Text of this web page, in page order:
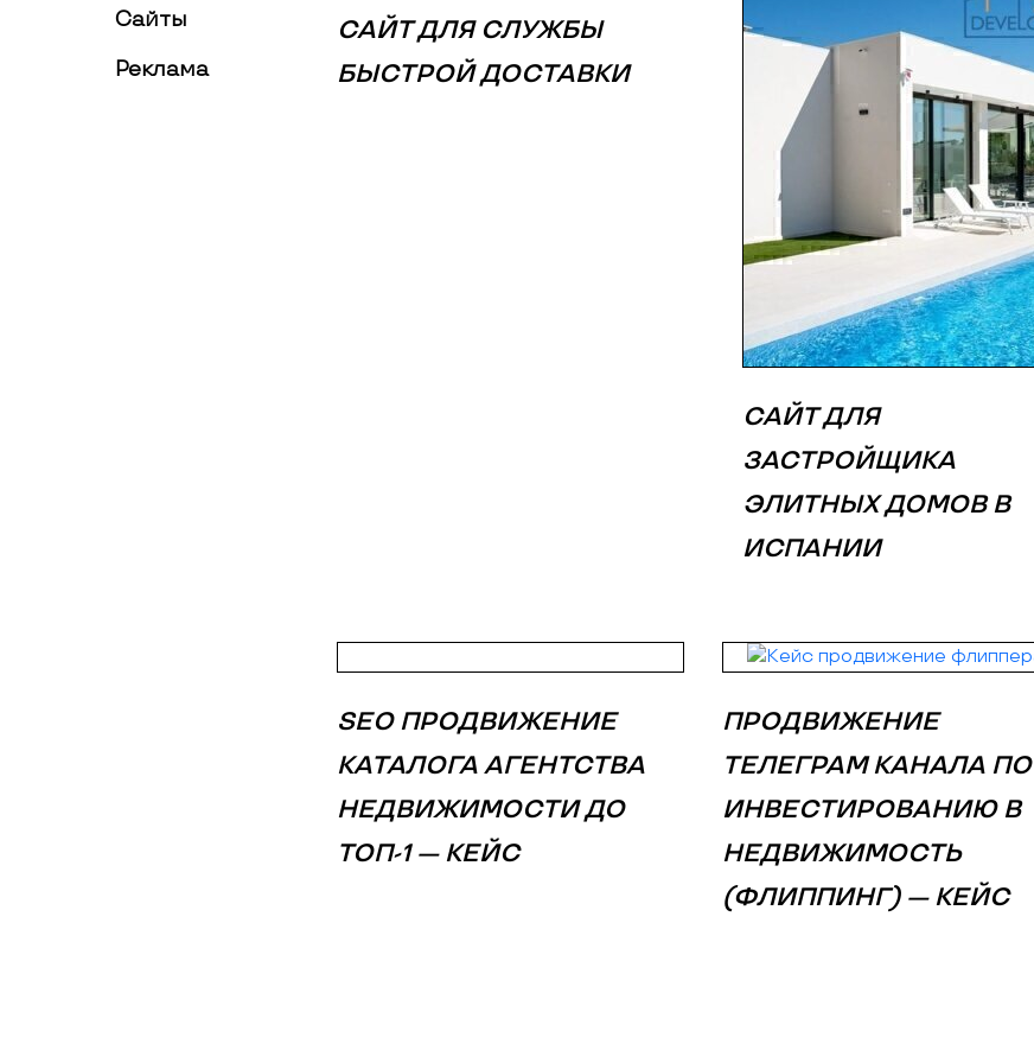
Сайты
Реклама
САЙТ ДЛЯ СЛУЖБЫ
БЫСТРОЙ ДОСТАВКИ
САЙТ ДЛЯ
ЗАСТРОЙЩИКА
ЭЛИТНЫХ ДОМОВ В
ИСПАНИИ
SEO ПРОДВИЖЕНИЕ
КАТАЛОГА АГЕНТСТВА
НЕДВИЖИМОСТИ ДО
ТОП-1 — КЕЙС
ПРОДВИЖЕНИЕ
ТЕЛЕГРАМ КАНАЛА ПО
ИНВЕСТИРОВАНИЮ В
НЕДВИЖИМОСТЬ
(ФЛИППИНГ) — КЕЙС